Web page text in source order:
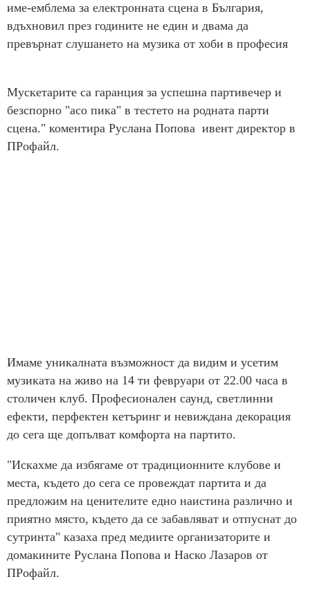
име-емблема за електронната сцена в България,
вдъхновил през годините не един и двама да
превърнат слушането на музика от хоби в професия
Мускетарите са гаранция за успешна партивечер и
безспорно "асо пика" в тестето на родната парти
сцена." коментира Руслана Попова ивент директор в
ПРофайл.
Имаме уникалната възможност да видим и усетим
музиката на живо на 14 ти февруари от 22.00 часа в
столичен клуб. Професионален саунд, светлинни
ефекти, перфектен кетъринг и невиждана декорация
до сега ще допълват комфорта на партито.
"Искахме да избягаме от традиционните клубове и
места, където до сега се провеждат партита и да
предложим на ценителите едно наистина различно и
приятно място, където да се забавляват и отпуснат до
сутринта" казаха пред медиите организаторите и
домакините Руслана Попова и Наско Лазаров от
ПРофайл.